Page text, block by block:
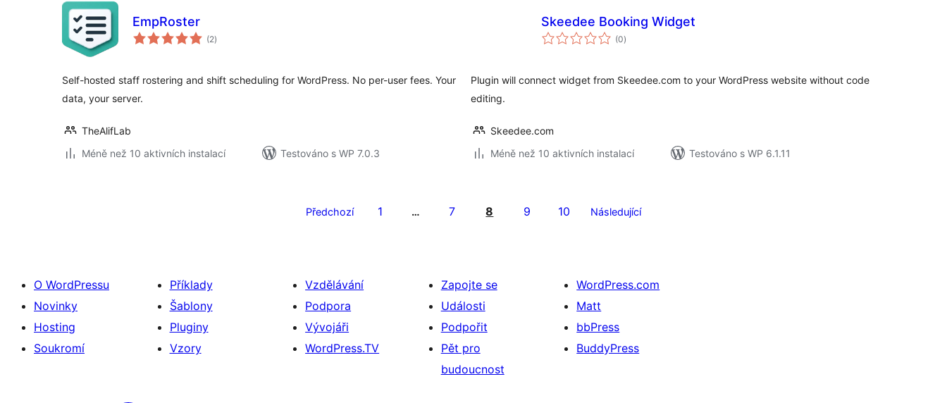
EmpRoster
(2celkové
hodnocení
)
Self-hosted staff rostering and shift scheduling for WordPress. No per-user fees. Your
data, your server.
TheAlifLab
Méně než 10 aktivních instalací
Testováno s WP 7.0.3
Skeedee Booking Widget
(0celkové
hodnocení
)
Plugin will connect widget from Skeedee.com to your WordPress website without code
editing.
Skeedee.com
Méně než 10 aktivních instalací
Testováno s WP 6.1.11
Předchozí 1 … 7 8 9 10 Následující
O WordPressu
Novinky
Hosting
Soukromí
Příklady
Šablony
Pluginy
Vzory
Vzdělávání
Podpora
Vývojáři
WordPress.TV
Zapojte se
Události
Podpořit
Pět pro
budoucnost
WordPress.com
Matt
bbPress
BuddyPress